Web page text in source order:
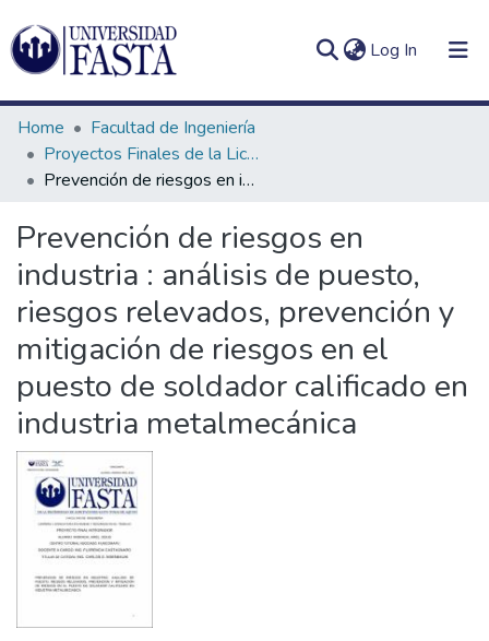
Log In (current)
Communities
&
Collections
All of DSpace
Statistics
In(current)
Home
Facultad de Ingeniería
Proyectos Finales de la Licenciatura en Seguridad e Higiene en el Trabajo
Prevención de riesgos en industria : análisis de puesto, riesgos relevados, prevención y mitigación de riesgos en el puesto de soldador calificado en industria metalmecánica
Prevención de riesgos en
industria : análisis de puesto,
riesgos relevados, prevención y
mitigación de riesgos en el
puesto de soldador calificado en
industria metalmecánica